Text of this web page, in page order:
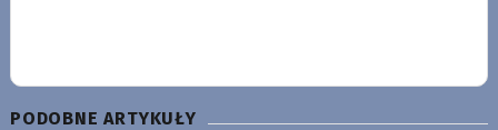
PODOBNE ARTYKUŁY